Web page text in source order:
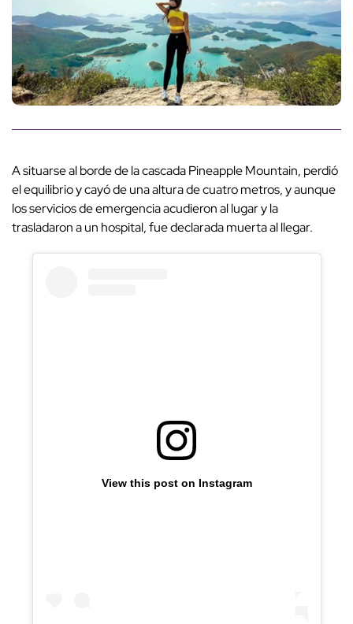
A situarse al borde de la cascada Pineapple Mountain, perdió
el equilibrio y cayó de una altura de cuatro metros, y aunque
los servicios de emergencia acudieron al lugar y la
trasladaron a un hospital, fue declarada muerta al llegar.
View this post on Instagram